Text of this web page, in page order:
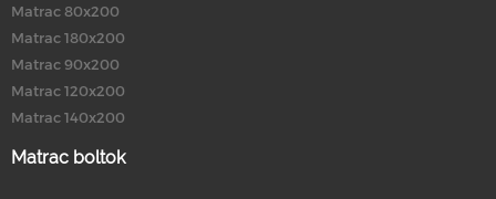
Matrac 80x200
Matrac 180x200
Matrac 90x200
Matrac 120x200
Matrac 140x200
Matrac boltok